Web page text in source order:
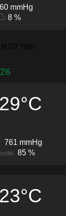
mmHg
8 %
h 07 min
761 mmHg
85 %